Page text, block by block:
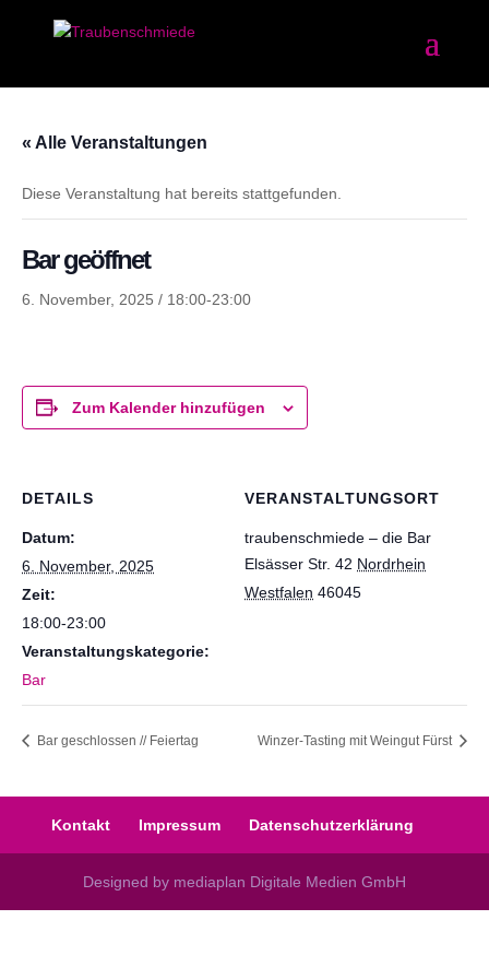
« Alle Veranstaltungen
Diese Veranstaltung hat bereits stattgefunden.
Bar geöffnet
6. November, 2025 / 18:00-23:00
Zum Kalender hinzufügen
DETAILS
Datum:
6. November, 2025
Zeit:
18:00-23:00
Veranstaltungskategorie:
Bar
VERANSTALTUNGSORT
traubenschmiede – die Bar
Elsässer Str. 42 Nordrhein
Westfalen 46045
Bar geschlossen // Feiertag Winzer-Tasting mit Weingut Fürst
Kontakt Impressum Datenschutzerklärung
Designed by mediaplan Digitale Medien GmbH